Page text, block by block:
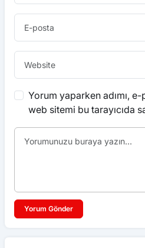
Yorum yaparken adımı, e-
web sitemi bu tarayıcıda